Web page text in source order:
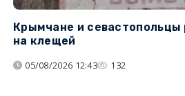
Крымчане и
на клещей
05/08/2026 12:43 132